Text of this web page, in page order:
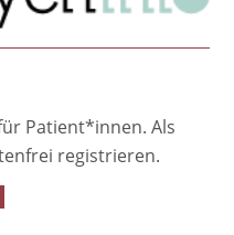
Patient*innen. Als
registrieren.